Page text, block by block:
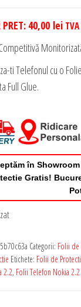
40,00 lei
ti Telefonul cu o
Full Glue.
în
Gratis!
Categorii: Folii de
Etichete: Folii de
2.2, Folii Telefon Nokia 2.2